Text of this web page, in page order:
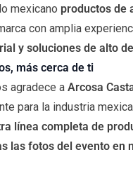
mexicano productos de
con amplia
y soluciones de alto
más cerca de ti
agradece a Arcosa
para la industria
línea completa de
las fotos del evento en